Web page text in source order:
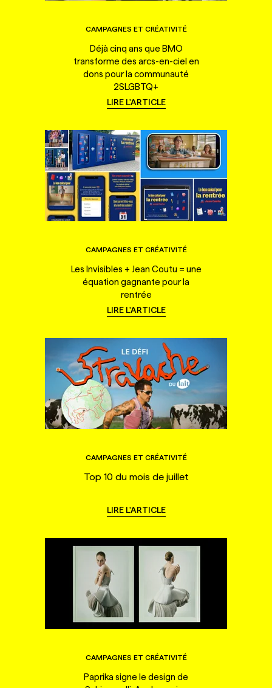
CAMPAGNES ET CRÉATIVITÉ
Déjà cinq ans que BMO
transforme des arcs-en-ciel en
dons pour la communauté
2SLGBTQ+
LIRE L'ARTICLE
CAMPAGNES ET CRÉATIVITÉ
Les Invisibles + Jean Coutu = une
équation gagnante pour la
rentrée
LIRE L'ARTICLE
CAMPAGNES ET CRÉATIVITÉ
Top 10 du mois de juillet
LIRE L'ARTICLE
CAMPAGNES ET CRÉATIVITÉ
Paprika signe le design de